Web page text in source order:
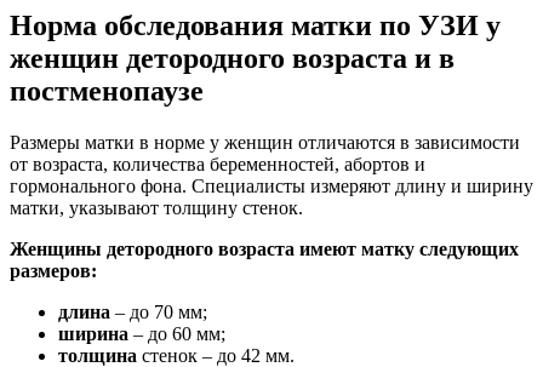
Норма обследования матки по УЗИ у
женщин детородного возраста и в
постменопаузе
Размеры матки в норме у женщин отличаются в зависимости
от возраста, количества беременностей, абортов и
гормонального фона. Специалисты измеряют длину и ширину
матки, указывают толщину стенок.
Женщины детородного возраста имеют матку следующих
размеров:
длина – до 70 мм;
ширина – до 60 мм;
толщина стенок – до 42 мм.